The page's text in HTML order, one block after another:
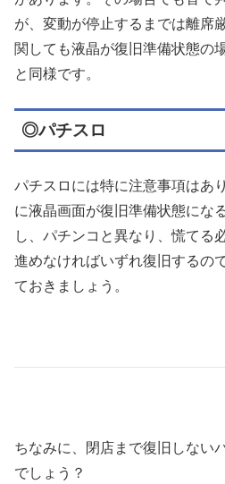
が、変動が停止するまでは離席
関しても液晶が復旧準備状態の
と同様です。
◎パチスロ
パチスロには特に注意事項はあ
に液晶画面が復旧準備状態にな
し、パチンコと異なり、慌てる
進めなければいずれ復旧するの
ておきましょう。
ちなみに、閉店まで復旧しない
でしょう？